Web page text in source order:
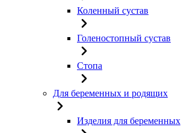
Коленный сустав
Голеностопный сустав
Стопа
Для беременных и родящих
Изделия для беременных